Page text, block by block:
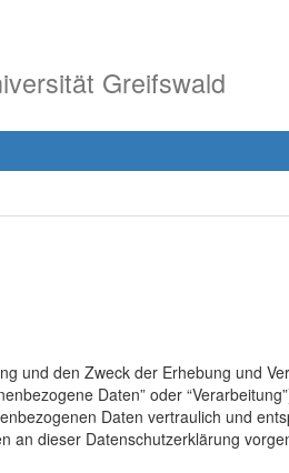
Greifswald
und den Zweck der Erhebung und
Daten” oder
Daten vertraulich und
dieser Datenschutzerklärung